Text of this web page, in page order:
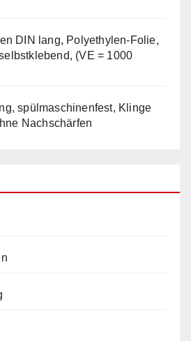
DIN lang, Polyethylen-Folie,
(VE = 1000
spülmaschinenfest, Klinge
Nachschärfen